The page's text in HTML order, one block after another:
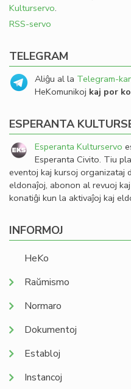
Kulturservo.
RSS-servo
TELEGRAM
Aliĝu al la Telegram-
HeKomunikoj kaj por
ESPERANTA
Esperanta Kulturservo
Esperanta Civito. Tiu
eventoj kaj kursoj organizataj
eldonaĵoj, abonon al revuoj
konatiĝi kun la aktivaĵoj kaj
INFORMOJ
HeKo
Raŭmismo
Normaro
Dokumentoj
Establoj
Instancoj